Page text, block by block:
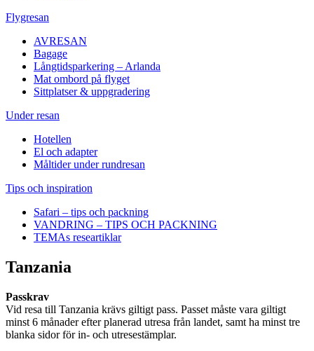
Flygresan
AVRESAN
Bagage
Långtidsparkering – Arlanda
Mat ombord på flyget
Sittplatser & uppgradering
Under resan
Hotellen
El och adapter
Måltider under rundresan
Tips och inspiration
Safari – tips och packning
VANDRING – TIPS OCH PACKNING
TEMAs researtiklar
Tanzania
Passkrav
Vid resa till Tanzania krävs giltigt pass. Passet måste vara giltigt
minst 6 månader efter planerad utresa från landet, samt ha minst tre
blanka sidor för in- och utresestämplar.